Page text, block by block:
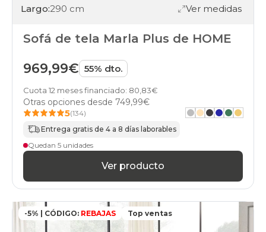
Largo:290 cm Ver medidas
Sofá de tela Marla Plus de HOME
969,99€ 55% dto.
Cuota 12 meses financiado: 80,83€
Otras opciones desde 749,99€
5(134)
Entrega gratis de 4 a 8 días laborables
Quedan 5 unidades
Ver producto
-5% | CÓDIGO: REBAJAS Top ventas